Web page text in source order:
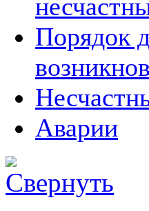
Порядок
Аварии